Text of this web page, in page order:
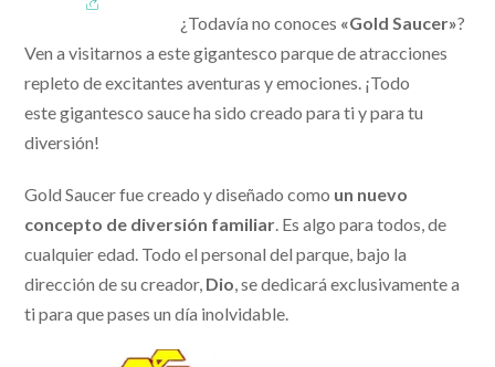
¿Todavía no conoces «Gold Saucer»?
Ven a visitarnos a este gigantesco parque de atracciones
repleto de excitantes aventuras y emociones. ¡Todo
este gigantesco sauce ha sido creado para ti y para tu
diversión!
Gold Saucer fue creado y diseñado como un nuevo
concepto de diversión familiar . Es algo para todos, de
cualquier edad. Todo el personal del parque, bajo la
dirección de su creador, Dio , se dedicará exclusivamente a
ti para que pases un día inolvidable.